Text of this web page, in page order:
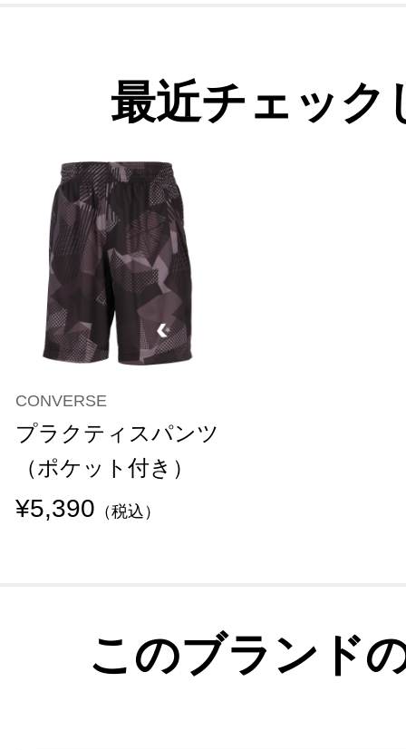
最近チェック
CONVERSE
プラクティスパンツ
（ポケット付き）
¥5,390 （税込）
このブランド